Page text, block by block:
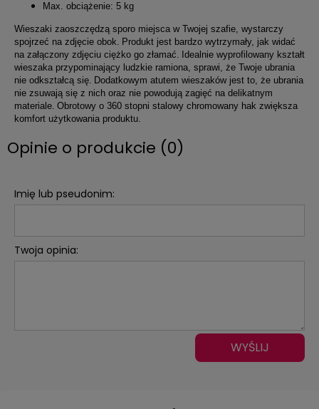
Max. obciążenie: 5 kg
Wieszaki zaoszczędzą sporo miejsca w Twojej szafie, wystarczy
spojrzeć na zdjęcie obok. Produkt jest bardzo wytrzymały, jak widać
na załączony zdjęciu ciężko go złamać. Idealnie wyprofilowany kształt
wieszaka przypominający ludzkie ramiona, sprawi, że Twoje ubrania
nie odkształcą się. Dodatkowym atutem wieszaków jest to, że ubrania
nie zsuwają się z nich oraz nie powodują zagięć na delikatnym
materiale. Obrotowy o 360 stopni stalowy chromowany hak zwiększa
komfort użytkowania produktu.
Opinie o produkcie (0)
Imię lub pseudonim:
Twoja opinia:
WYŚLIJ